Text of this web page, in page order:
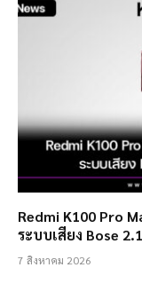
Redmi K100 Pro
ระบบเสียง Bose
7 สิงหาคม 2026